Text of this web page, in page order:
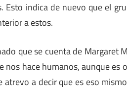
Esto indica de nuevo que el
a estos.
que se cuenta de Margaret
hace humanos, aunque es
a decir que es eso